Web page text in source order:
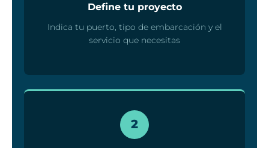
Define tu proyecto
Indica tu puerto, tipo de embarcación y el
servicio que necesitas
2